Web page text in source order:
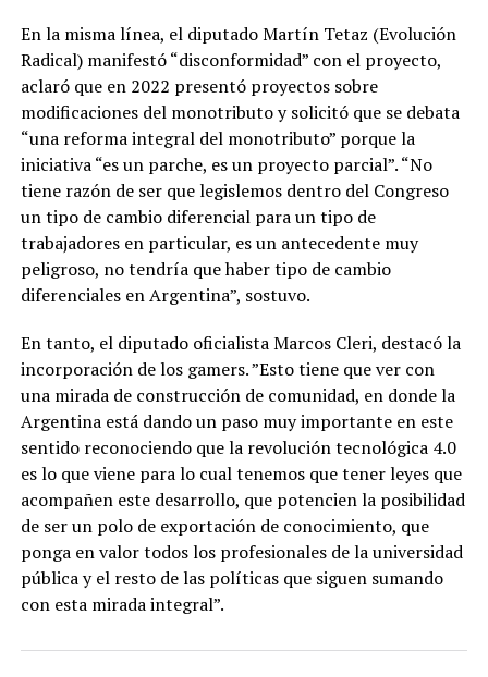
En la misma línea, el diputado Martín Tetaz (Evolución
Radical) manifestó “disconformidad” con el proyecto,
aclaró que en 2022 presentó proyectos sobre
modificaciones del monotributo y solicitó que se debata
“una reforma integral del monotributo” porque la
iniciativa “es un parche, es un proyecto parcial”. “No
tiene razón de ser que legislemos dentro del Congreso
un tipo de cambio diferencial para un tipo de
trabajadores en particular, es un antecedente muy
peligroso, no tendría que haber tipo de cambio
diferenciales en Argentina”, sostuvo.
En tanto, el diputado oficialista Marcos Cleri, destacó la
incorporación de los gamers. ”Esto tiene que ver con
una mirada de construcción de comunidad, en donde la
Argentina está dando un paso muy importante en este
sentido reconociendo que la revolución tecnológica 4.0
es lo que viene para lo cual tenemos que tener leyes que
acompañen este desarrollo, que potencien la posibilidad
de ser un polo de exportación de conocimiento, que
ponga en valor todos los profesionales de la universidad
pública y el resto de las políticas que siguen sumando
con esta mirada integral”.